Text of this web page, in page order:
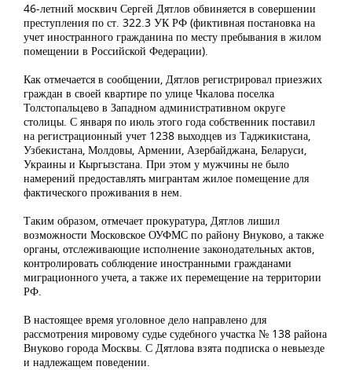
46-летний москвич Сергей Дятлов обвиняется в совершении
преступления по ст. 322.3 УК РФ (фиктивная постановка на
учет иностранного гражданина по месту пребывания в жилом
помещении в Российской Федерации).
Как отмечается в сообщении, Дятлов регистрировал приезжих
граждан в своей квартире по улице Чкалова поселка
Толстопальцево в Западном административном округе
столицы. С января по июль этого года собственник поставил
на регистрационный учет 1238 выходцев из Таджикистана,
Узбекистана, Молдовы, Армении, Азербайджана, Беларуси,
Украины и Кыргызстана. При этом у мужчины не было
намерений предоставлять мигрантам жилое помещение для
фактического проживания в нем.
Таким образом, отмечает прокуратура, Дятлов лишил
возможности Московское ОУФМС по району Внуково, а также
органы, отслеживающие исполнение законодательных актов,
контролировать соблюдение иностранными гражданами
миграционного учета, а также их перемещение на территории
РФ.
В настоящее время уголовное дело направлено для
рассмотрения мировому судье судебного участка № 138 района
Внуково города Москвы. С Дятлова взята подписка о невыезде
и надлежащем поведении.